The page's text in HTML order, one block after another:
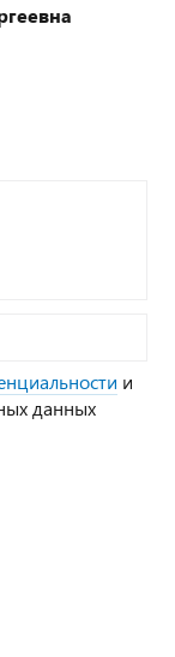
и
данных